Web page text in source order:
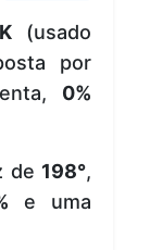
(usado
por
0%
de 198°,
e uma